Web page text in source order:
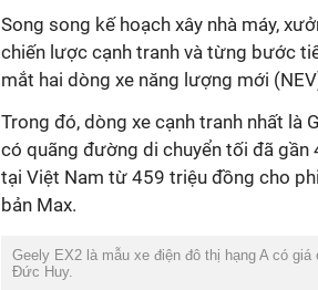
Song song kế hoạch xây nhà máy,
chiến lược cạnh tranh và từng bước
mắt hai dòng xe năng lượng mới
Trong đó, dòng xe cạnh tranh nhất là
có quãng đường di chuyển tối đã
tại Việt Nam từ 459 triệu đồng cho
bản Max.
Geely EX2 là mẫu xe điện đô thị hạng A có
Đức Huy.